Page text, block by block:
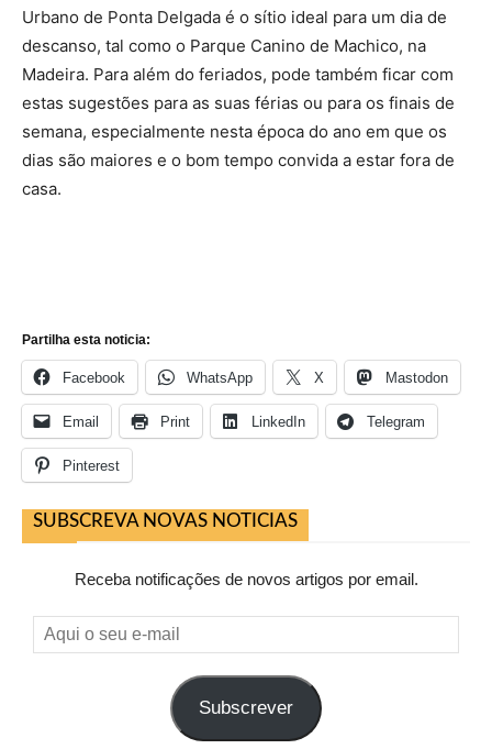
Urbano de Ponta Delgada é o sítio ideal para um dia de
descanso, tal como o Parque Canino de Machico, na
Madeira. Para além do feriados, pode também ficar com
estas sugestões para as suas férias ou para os finais de
semana, especialmente nesta época do ano em que os
dias são maiores e o bom tempo convida a estar fora de
casa.
Partilha esta noticia:
Facebook WhatsApp X Mastodon
Email Print LinkedIn Telegram
Pinterest
SUBSCREVA NOVAS NOTICIAS
Receba notificações de novos artigos por email.
Aqui
o
Subscrever